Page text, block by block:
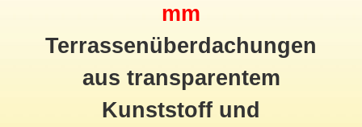
mm
Terrassenüberdachungen
aus transparentem
Kunststoff und